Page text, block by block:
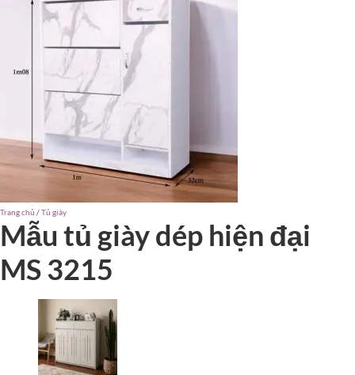
Trang chủ /Tủ giày
Mẫu tủ giày dép hiện đại
MS 3215